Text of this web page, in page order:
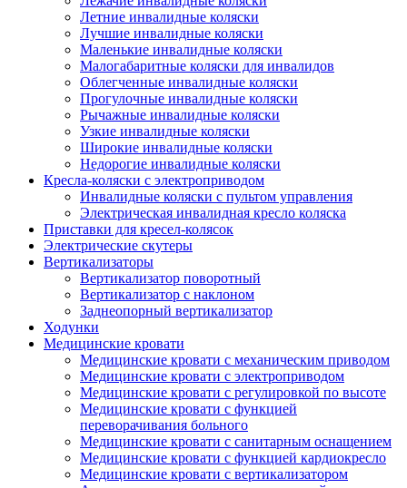
Летние инвалидные коляски
Лучшие инвалидные коляски
Маленькие инвалидные коляски
Малогабаритные коляски для инвалидов
Облегченные инвалидные коляски
Прогулочные инвалидные коляски
Рычажные инвалидные коляски
Узкие инвалидные коляски
Широкие инвалидные коляски
Недорогие инвалидные коляски
Кресла-коляски с электроприводом
Инвалидные коляски с пультом управления
Электрическая инвалидная кресло коляска
Приставки для кресел-колясок
Электрические скутеры
Вертикализаторы
Вертикализатор поворотный
Вертикализатор с наклоном
Заднеопорный вертикализатор
Ходунки
Медицинские кровати
Медицинские кровати с механическим приводом
Медицинские кровати с электроприводом
Медицинские кровати с регулировкой по высоте
Медицинские кровати с функцией
переворачивания больного
Медицинские кровати с санитарным оснащением
Медицинские кровати с функцией кардиокресло
Медицинские кровати с вертикализатором